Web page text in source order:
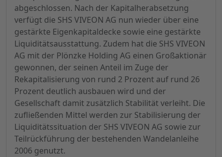
abgeschlossen. Nach der Kapitalherabsetzung
verfügt die SHS VIVEON AG nun wieder über eine
gestärkte Eigenkapitaldecke sowie eine gestärkte
Liquiditätsausstattung. Zudem hat die SHS VIVEON
AG mit der Plönzke Holding AG einen Großaktionär
gewonnen, der seinen Anteil im Zuge der
Rekapitalisierung von rund 2 Prozent auf rund 26
Prozent deutlich ausbauen wird und der
Gesellschaft damit zusätzlich Stabilität verleiht. Die
zufließenden Mittel werden zur Stabilisierung der
Liquiditätssituation der SHS VIVEON AG sowie zur
Teilrückführung der bestehenden Wandelanleihe
2006 genutzt.